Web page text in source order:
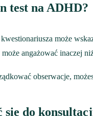
test na ADHD?
może
może angażować inaczej
obserwacje,
się do